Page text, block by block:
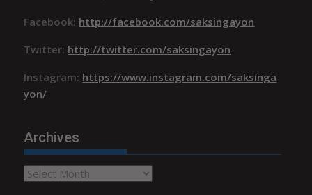
Facebook: http://facebook.com/saksingayon
Twitter: http://twitter.com/saksingayon
Instagram: https://www.instagram.com/saksinga
yon/
Archives
Archives